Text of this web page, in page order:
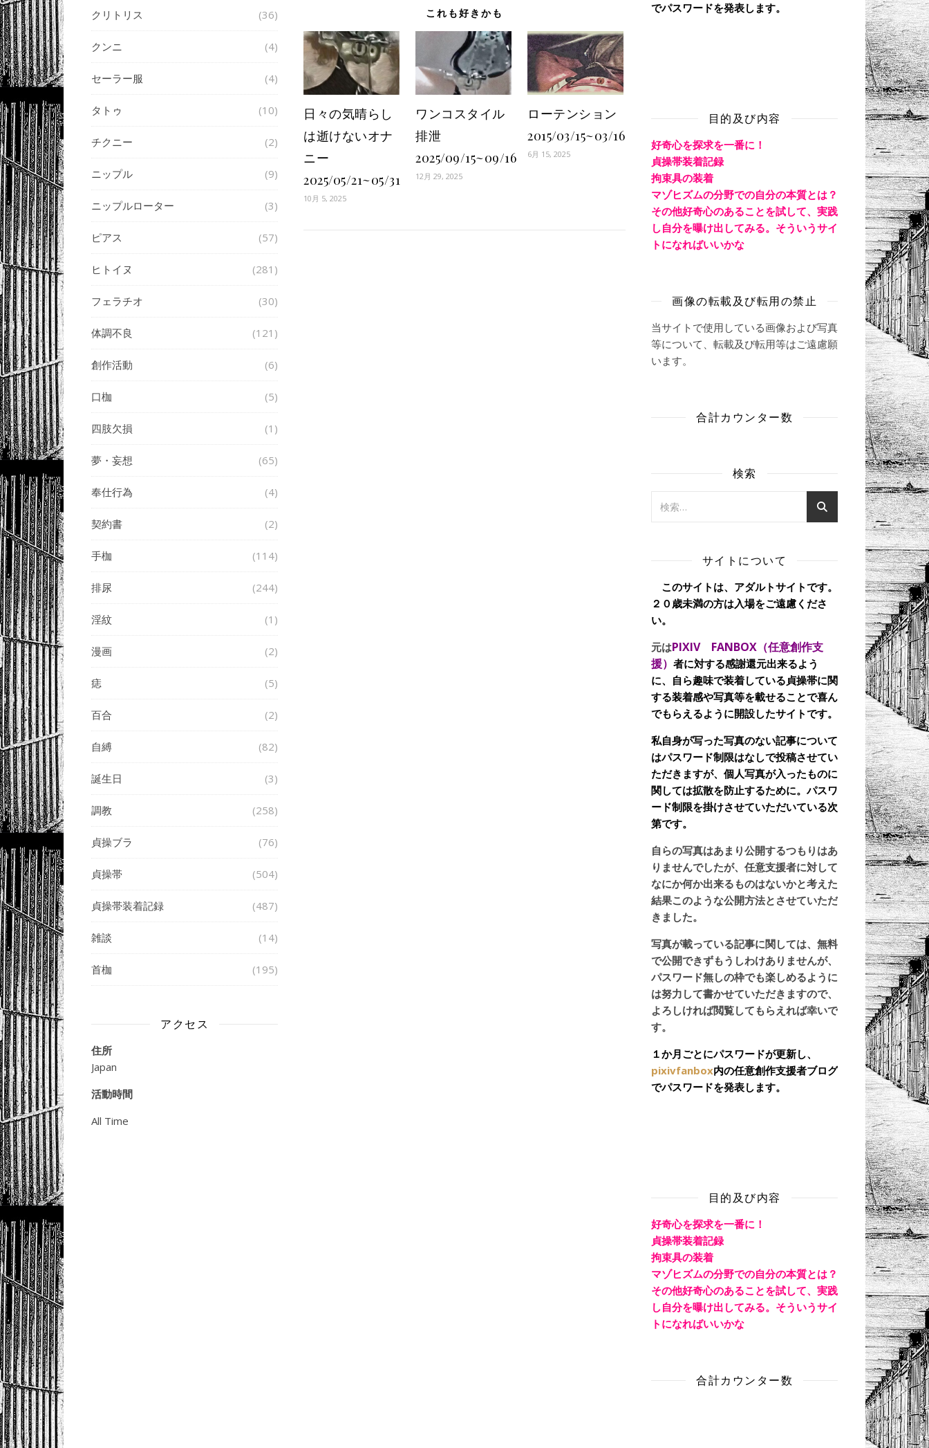
クリトリス (36)
クンニ (4)
セーラー服 (4)
タトゥ (10)
チクニー (2)
ニップル (9)
ニップルローター (3)
ピアス (57)
ヒトイヌ (281)
フェラチオ (30)
体調不良 (121)
創作活動 (6)
口枷 (5)
四肢欠損 (1)
夢・妄想 (65)
奉仕行為 (4)
契約書 (2)
手枷 (114)
排尿 (244)
淫紋 (1)
漫画 (2)
痣 (5)
百合 (2)
自縛 (82)
誕生日 (3)
調教 (258)
貞操ブラ (76)
貞操帯 (504)
貞操帯装着記録 (487)
雑談 (14)
首枷 (195)
アクセス
住所
Japan
活動時間
All Time
これも好きかも
日々の気晴らし
は逝けないオナ
ニー
2025/05/21~05/31
10月 5, 2025
ワンコスタイル
排泄
2025/09/15~09/16
12月 29, 2025
ローテンション
2015/03/15~03/16
6月 15, 2025
でパスワードを発表します。
目的及び内容
好奇心を探求を一番に！
貞操帯装着記録
拘束具の装着
マゾヒズムの分野での自分の本質とは？
その他好奇心のあることを試して、実践
し自分を曝け出してみる。そういうサイ
トになればいいかな
画像の転載及び転用の禁止
当サイトで使用している画像および写真
等について、転載及び転用等はご遠慮願
います。
合計カウンター数
検索
サイトについて
このサイトは、アダルトサイトです。
２０歳未満の方は入場をご遠慮くださ
い。
元はPIXIV FANBOX（任意創作支
援） 者に対する感謝還元出来るよう
に、自ら趣味で装着している貞操帯に関
する装着感や写真等を載せることで喜ん
でもらえるように開設したサイトです。
私自身が写った写真のない記事について
はパスワード制限はなしで投稿させてい
ただきますが、個人写真が入ったものに
関しては拡散を防止するために。パスワ
ード制限を掛けさせていただいている次
第です。
自らの写真はあまり公開するつもりはあ
りませんでしたが、任意支援者に対して
なにか何か出来るものはないかと考えた
結果このような公開方法とさせていただ
きました。
写真が載っている記事に関しては、無料
で公開できずもうしわけありませんが、
パスワード無しの枠でも楽しめるように
は努力して書かせていただきますので、
よろしければ閲覧してもらえれば幸いで
す。
１か月ごとにパスワードが更新し、
pixivfanbox内の任意創作支援者ブログ
でパスワードを発表します。
目的及び内容
好奇心を探求を一番に！
貞操帯装着記録
拘束具の装着
マゾヒズムの分野での自分の本質とは？
その他好奇心のあることを試して、実践
し自分を曝け出してみる。そういうサイ
トになればいいかな
合計カウンター数